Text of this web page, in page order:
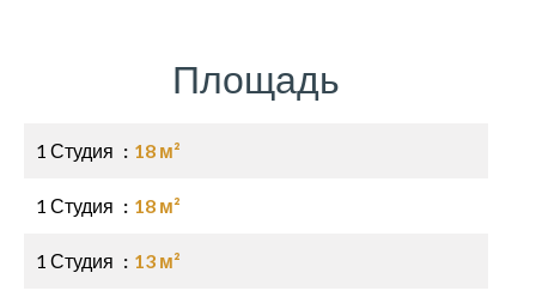
Площадь
1 Студия 18 м²
1 Студия 18 м²
1 Студия 13 м²